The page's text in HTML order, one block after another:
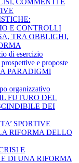
COMMENTI E
E CONTROLLI
TRA OBBLIGHI,
di esercizio
e proposte
PARADIGMI
organizzativo
FUTURO DEL
DEI
SPORTIVE
RIFORMA DELLO
E
DI UNA RIFORMA